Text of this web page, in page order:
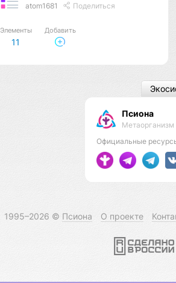
atom1681 Поделиться
Элементы
11
Добавить
Псиона
Метаорганизм
Официальные
1995–2026 © Псиона О проекте